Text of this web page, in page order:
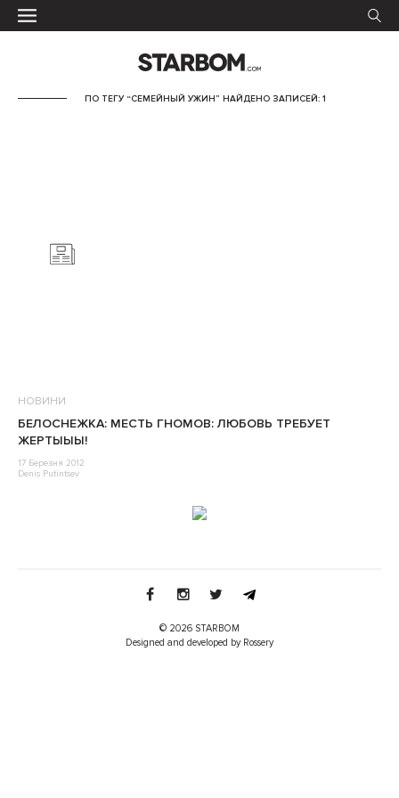
ПО ТЕГУ “СЕМЕЙНЫЙ УЖИН” НАЙДЕНО ЗАПИСЕЙ: 1
НОВИНИ
БЕЛОСНЕЖКА: МЕСТЬ ГНОМОВ: ЛЮБОВЬ ТРЕБУЕТ
ЖЕРТЫЫЫ!
17 Березня 2012
Denis Putintsev
© 2026 STARBOM
Designed and developed by Rossery